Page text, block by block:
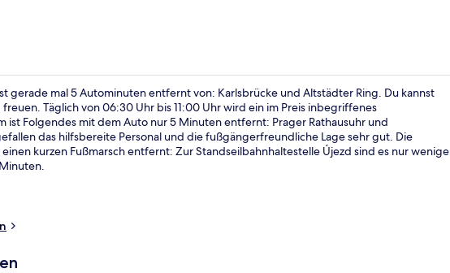
gerade mal 5 Autominuten entfernt von: Karlsbrücke und Altstädter Ring. Du kannst
Täglich von 06:30 Uhr bis 11:00 Uhr wird ein im Preis inbegriffenes
ist Folgendes mit dem Auto nur 5 Minuten entfernt: Prager Rathausuhr und
das hilfsbereite Personal und die fußgängerfreundliche Lage sehr gut. Die
kurzen Fußmarsch entfernt: Zur Standseilbahnhaltestelle Újezd sind es nur wenige